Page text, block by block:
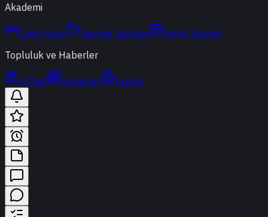
Akademi
Canlı Yayın Geçmiş Yayınlar
Yayın Takvimi
Topluluk ve Haberler
t-Chat Haberler Yazılar